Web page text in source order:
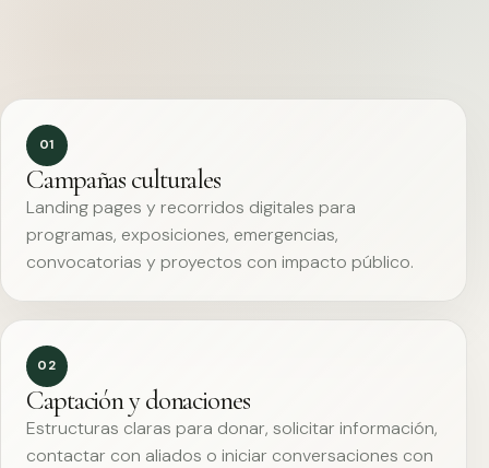
01
Campañas culturales
Landing pages y recorridos digitales para
programas, exposiciones, emergencias,
convocatorias y proyectos con impacto público.
02
Captación y donaciones
Estructuras claras para donar, solicitar información,
contactar con aliados o iniciar conversaciones con